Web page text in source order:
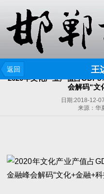
返回 王
2020年文化产业产值占
会解码“文
日期:2018-12-
来源：华